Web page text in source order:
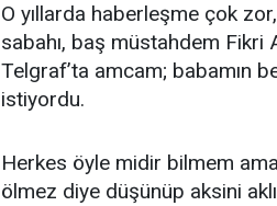
O yıllarda haberleşme çok
sabahı, baş müstahdem Fikri
Telgraf’ta amcam; babamın
istiyordu.
Herkes öyle midir bilmem
ölmez diye düşünüp aksini